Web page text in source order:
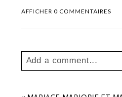
AFFICHER0 COMMENTAIRES
Add a comment...